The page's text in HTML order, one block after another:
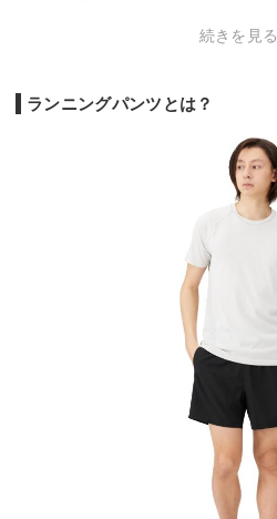
メンズ
続きを見る
ランニングパンツとは？